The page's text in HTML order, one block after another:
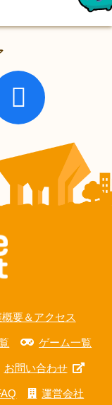
概要＆アクセス
ゲーム一覧
お問い合わせ
運営会社